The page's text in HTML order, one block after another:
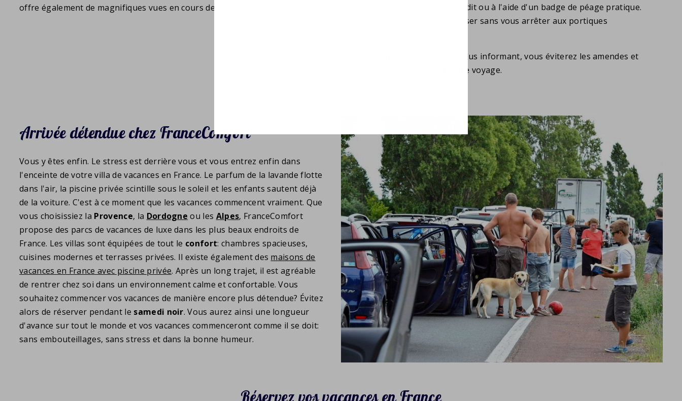
offre également de magnifiques vues en cours de route.
en espèces, par carte de crédit ou à l'aide d'un badge de péage pratique.
Celui-ci vous permet de passer sans vous arrêter aux portiques
En vous préparant bien et en vous informant, vous éviterez les amendes et
les désagréments pendant votre voyage.
Arrivée détendue chez FranceComfort
Vous y êtes enfin. Le stress est derrière vous et vous entrez enfin dans
l'enceinte de votre villa de vacances en France. Le parfum de la lavande flotte
dans l'air, la piscine privée scintille sous le soleil et les enfants sautent déjà
de la voiture. C'est à ce moment que les vacances commencent vraiment. Que
vous choisissiez la Provence, la Dordogne ou les Alpes, FranceComfort
propose des parcs de vacances de luxe dans les plus beaux endroits de
France. Les villas sont équipées de tout le confort: chambres spacieuses,
cuisines modernes et terrasses privées. Il existe également des maisons de
vacances en France avec piscine privée. Après un long trajet, il est agréable
de rentrer chez soi dans un environnement calme et confortable. Vous
souhaitez commencer vos vacances de manière encore plus détendue? Évitez
alors de réserver pendant le samedi noir. Vous aurez ainsi une longueur
d'avance sur tout le monde et vos vacances commenceront comme il se doit:
sans embouteillages, sans stress et dans la bonne humeur.
Réservez vos vacances en France